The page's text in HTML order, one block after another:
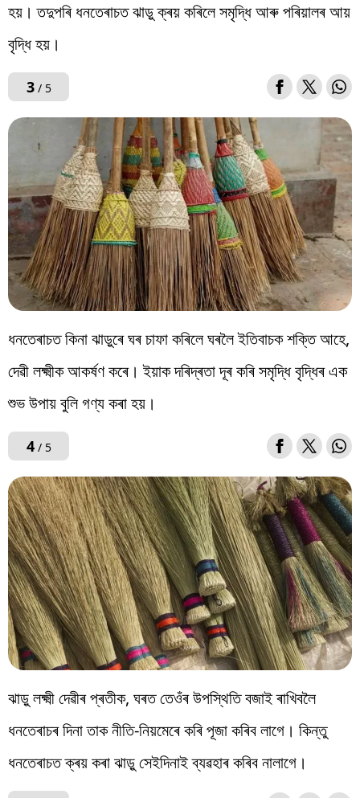
হয়। তদুপৰি ধনতেৰাচত ঝাড়ু ক্ৰয় কৰিলে সমৃদ্ধি আৰু পৰিয়ালৰ আয়
বৃদ্ধি হয়।
3/ 5
ধনতেৰাচত কিনা ঝাড়ুৰে ঘৰ চাফা কৰিলে ঘৰলৈ ইতিবাচক শক্তি আহে,
দেৱী লক্ষ্মীক আকৰ্ষণ কৰে। ইয়াক দৰিদ্ৰতা দূৰ কৰি সমৃদ্ধি বৃদ্ধিৰ এক
শুভ উপায় বুলি গণ্য কৰা হয়।
4/ 5
ঝাড়ু লক্ষ্মী দেৱীৰ প্ৰতীক, ঘৰত তেওঁৰ উপস্থিতি বজাই ৰাখিবলৈ
ধনতেৰাচৰ দিনা তাক নীতি-নিয়মেৰে কৰি পূজা কৰিব লাগে। কিন্তু
ধনতেৰাচত ক্ৰয় কৰা ঝাড়ু সেইদিনাই ব্যৱহাৰ কৰিব নালাগে।